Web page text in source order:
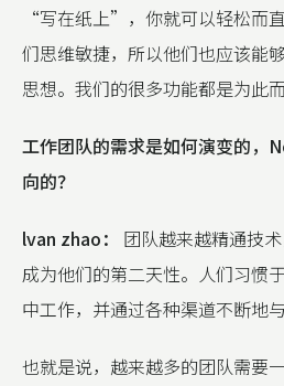
“写在纸上”，你就可以轻松而
们思维敏捷，所以他们也应该能
思想。我们的很多功能都是为此而
工作团队的需求是如何演变的，
向的？
lvan zhao：
团队越来越精通技
成为他们的第二天性。人们习惯
中工作，并通过各种渠道不断地
也就是说，越来越多的团队需要